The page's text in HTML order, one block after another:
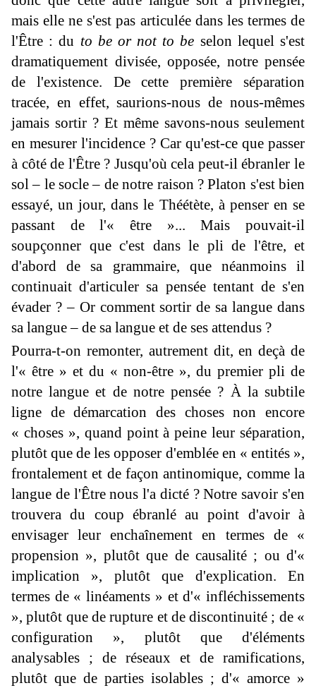
mais elle ne s'est pas articulée dans les termes de
l'Être : du to be or not to be selon lequel s'est
dramatiquement divisée, opposée, notre pensée
de l'existence. De cette première séparation
tracée, en effet, saurions-nous de nous-mêmes
jamais sortir ? Et même savons-nous seulement
en mesurer l'incidence ? Car qu'est-ce que passer
à côté de l'Être ? Jusqu'où cela peut-il ébranler le
sol – le socle – de notre raison ? Platon s'est bien
essayé, un jour, dans le Théétète, à penser en se
passant de l'« être »... Mais pouvait-il
soupçonner que c'est dans le pli de l'être, et
d'abord de sa grammaire, que néanmoins il
continuait d'articuler sa pensée tentant de s'en
évader ? – Or comment sortir de sa langue dans
sa langue – de sa langue et de ses attendus ?
Pourra-t-on remonter, autrement dit, en deçà de
l'« être » et du « non-être », du premier pli de
notre langue et de notre pensée ? À la subtile
ligne de démarcation des choses non encore
« choses », quand point à peine leur séparation,
plutôt que de les opposer d'emblée en « entités »,
frontalement et de façon antinomique, comme la
langue de l'Être nous l'a dicté ? Notre savoir s'en
trouvera du coup ébranlé au point d'avoir à
envisager leur enchaînement en termes de «
propension », plutôt que de causalité ; ou d'«
implication », plutôt que d'explication. En
termes de « linéaments » et d'« infléchissements
», plutôt que de rupture et de discontinuité ; de «
configuration », plutôt que d'éléments
analysables ; de réseaux et de ramifications,
plutôt que de parties isolables ; d'« amorce »